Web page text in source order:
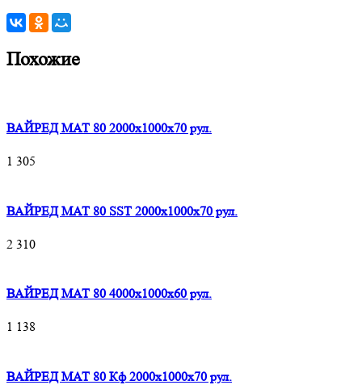
Похожие
ВАЙРЕД МАТ 80 2000x1000x70 рул.
1 305
ВАЙРЕД МАТ 80 SST 2000x1000x70 рул.
2 310
ВАЙРЕД МАТ 80 4000x1000x60 рул.
1 138
ВАЙРЕД МАТ 80 Кф 2000x1000x70 рул.